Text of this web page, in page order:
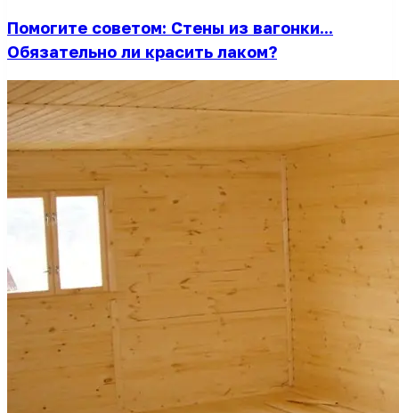
Помогите советом: Стены из вагонки...
Обязательно ли красить лаком?